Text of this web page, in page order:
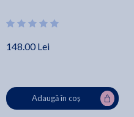
148.00 Lei
Adaugă în coș